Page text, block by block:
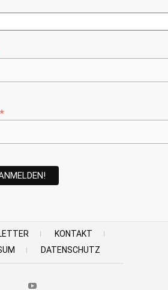
*
KONTAKT
DATENSCHUTZ
Youtube